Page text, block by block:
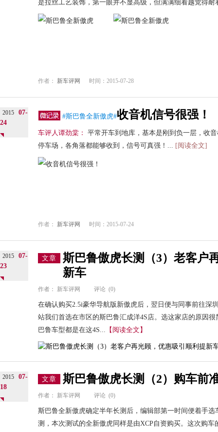
是拉丝工艺装饰，第一眼并不显高级，但满满细看越觉得
作者： 新车评网 时间：2015-07-28
2015
07-
24
#斯巴鲁全新傲虎#收音机信号很强！
车评人谭劲棠：
平常开车到地库，基本是刚到负一层，收
停车场，各角落都能够收到，信号可真强！... [阅读全文]
作者： 新车评网 时间：2015-07-24
2015
07-
23
文章
斯巴鲁傲虎长测（3）老客户
新车
作者： 新车评网 评论 (0)
在确认购买2.5i豪华导航版新傲虎后，翌日便与同事前往深
站我们首选在市区的斯巴鲁汇成洋4S店。选这家店的原因
巴鲁车型都是在这4S... 【阅读全文】
2015
07-
18
文章 斯巴鲁傲虎长测（2）购车前
作者： 新车评网 评论 (0)
斯巴鲁全新傲虎确定半年长测后，编辑部第一时间便着手
测，本次测试的全新傲虎同样是由XCP自资购买。这次购